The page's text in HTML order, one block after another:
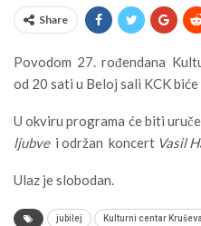
Share
Povodom 27. rođendana
od 20 sati u Beloj sali KCK
U okviru programa će biti
ljubvei održan koncert Vasil
Ulaz je slobodan.
jubilej Kulturni centar